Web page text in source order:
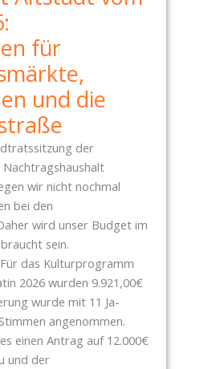
für
und die
der
wir nicht nochmal
bei den
wird unser Budget im
sein.
das Kulturprogramm
2026 wurden 9.921,00€
wurde mit 11 Ja-
angenommen.
einen Antrag auf 12.000€
und der